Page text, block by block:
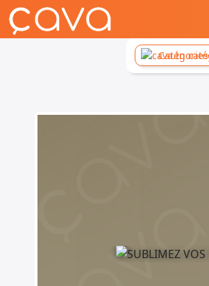
Catégories